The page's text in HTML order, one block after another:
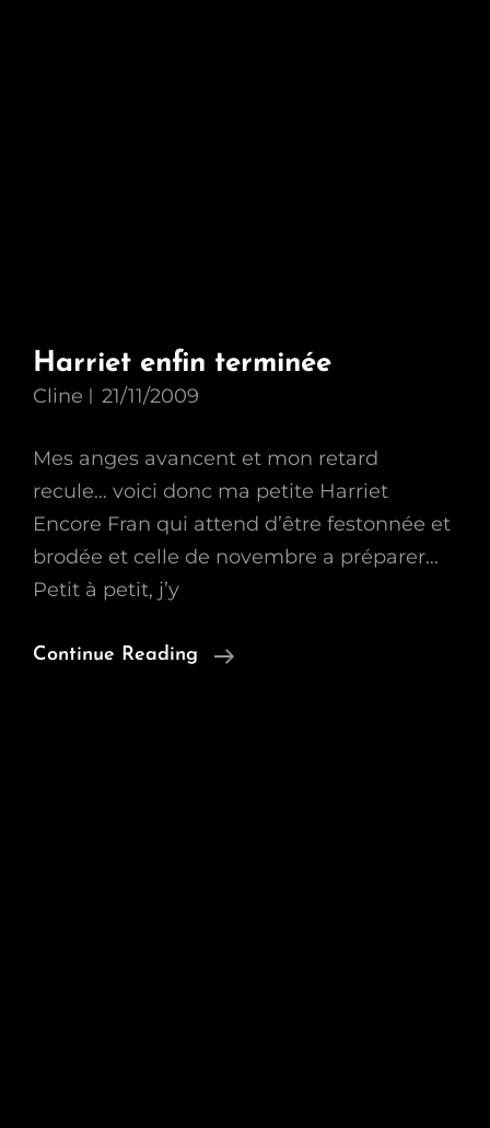
Harriet enfin terminée
Cline 21/11/2009
Mes anges avancent et mon retard
recule… voici donc ma petite Harriet
Encore Fran qui attend d’être festonnée et
brodée et celle de novembre a préparer…
Petit à petit, j’y
Continue Reading
Harriet